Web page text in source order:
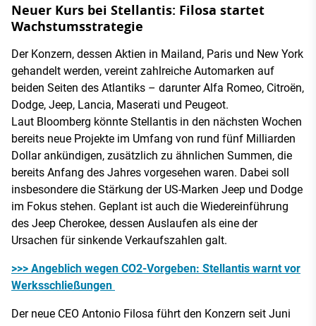
Neuer Kurs bei Stellantis: Filosa startet
Wachstumsstrategie
Der Konzern, dessen Aktien in Mailand, Paris und New York
gehandelt werden, vereint zahlreiche Automarken auf
beiden Seiten des Atlantiks – darunter Alfa Romeo, Citroën,
Dodge, Jeep, Lancia, Maserati und Peugeot.
Laut Bloomberg könnte Stellantis in den nächsten Wochen
bereits neue Projekte im Umfang von rund fünf Milliarden
Dollar ankündigen, zusätzlich zu ähnlichen Summen, die
bereits Anfang des Jahres vorgesehen waren. Dabei soll
insbesondere die Stärkung der US-Marken Jeep und Dodge
im Fokus stehen. Geplant ist auch die Wiedereinführung
des Jeep Cherokee, dessen Auslaufen als eine der
Ursachen für sinkende Verkaufszahlen galt.
>>> Angeblich wegen CO2-Vorgeben: Stellantis warnt vor
Werksschließungen
Der neue CEO Antonio Filosa führt den Konzern seit Juni